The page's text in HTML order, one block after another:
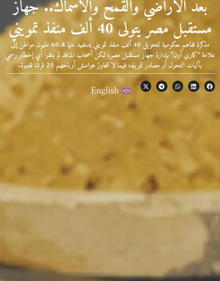
بعد الأراضي والقمح والأسماك.. جهاز
مستقبل مصر يتولى 40 ألف منفذ تمويني
مذكرة تفاهم حكومية لتحويل 40 ألف منفذ تمويني يستفيد منها 60.8 مليون مواطن إلى
علامة “كاري أون” بإدارة جهاز مستقبل مصر، لكن أصحاب المنافذ لم يتلقوا أي إخطار رسمي
بآليات التحول أو مصادر تمويله، فيما لا تتجاوز هوامش أرباحهم 25 قرشًا للعبوة.
English